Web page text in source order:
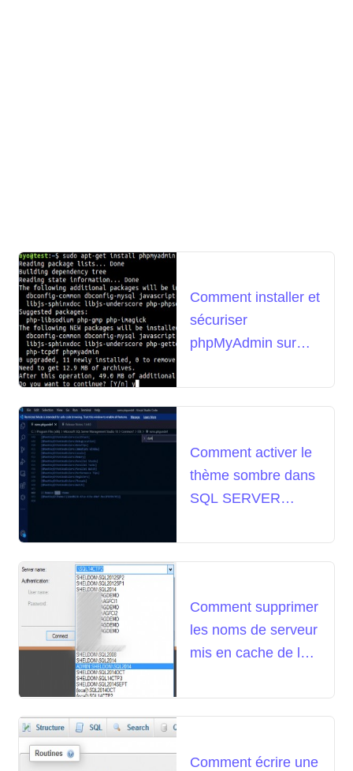
Comment installer et
sécuriser
phpMyAdmin sur
Comment activer le
thème sombre dans
SQL SERVER
18 en 6 étapes
rapides
Comment supprimer
les noms de serveur
mis en cache de la
connecter au
serveur ?
Comment écrire une